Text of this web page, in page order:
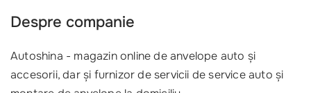
Despre companie
Autoshina - magazin online de anvelope auto și
accesorii, dar și furnizor de servicii de service auto și